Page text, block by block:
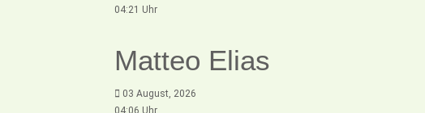
04:21 Uhr
Matteo Elias
03 August, 2026